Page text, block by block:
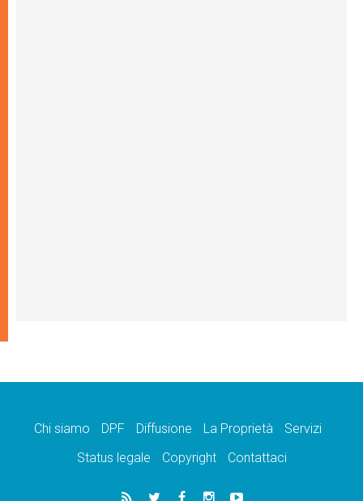
Chi siamo DPF Diffusione La Proprietà
Servizi
Status legale
Copyright Contattaci